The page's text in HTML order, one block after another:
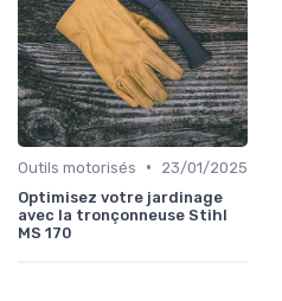
Outils motorisés •
23/01/2025
Optimisez votre jardinage
avec la tronçonneuse Stihl
MS 170